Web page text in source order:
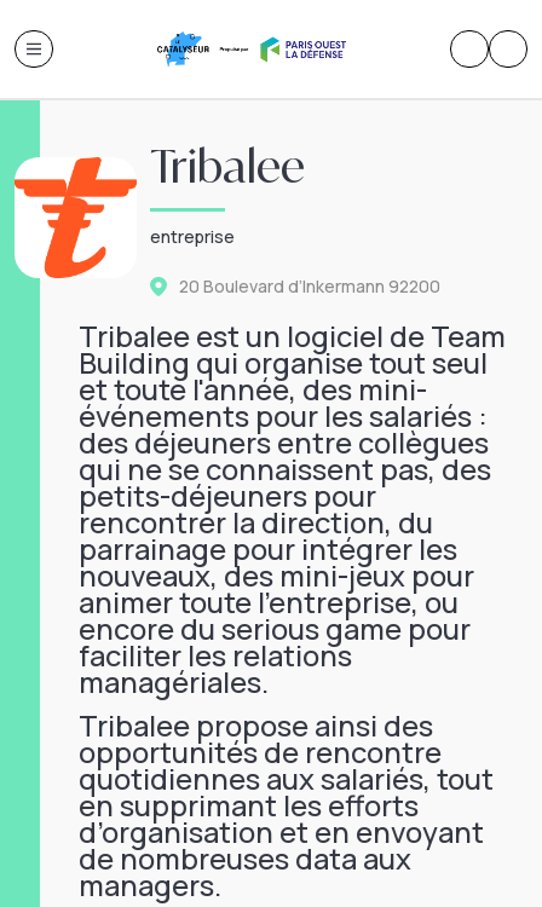
Tribalee
entreprise
20 Boulevard d’Inkermann 92200
Tribalee est un logiciel de Team
Building qui organise tout seul
et toute l'année, des mini-
événements pour les salariés :
des déjeuners entre collègues
qui ne se connaissent pas, des
petits-déjeuners pour
rencontrer la direction, du
parrainage pour intégrer les
nouveaux, des mini-jeux pour
animer toute l'entreprise, ou
encore du serious game pour
faciliter les relations
managériales.
Tribalee propose ainsi des
opportunités de rencontre
quotidiennes aux salariés, tout
en supprimant les efforts
d’organisation et en envoyant
de nombreuses data aux
managers.